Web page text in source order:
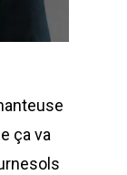
ça va